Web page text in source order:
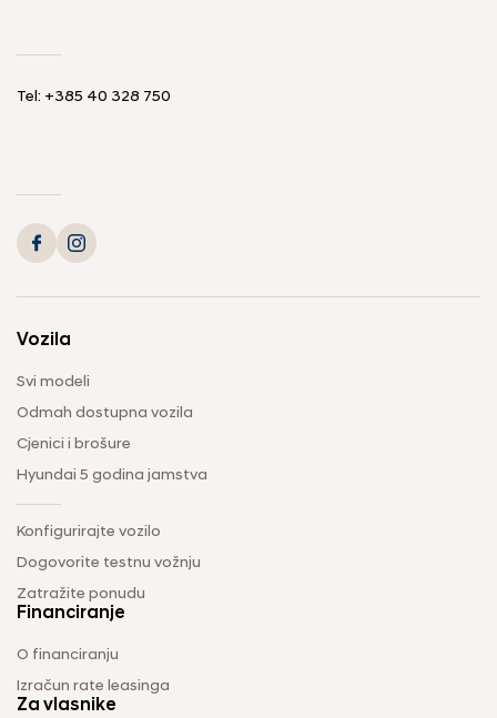
Tel: +385 40 328 750
Vozila
Svi modeli
Odmah dostupna vozila
Cjenici i brošure
Hyundai 5 godina jamstva
Konfigurirajte vozilo
Dogovorite testnu vožnju
Zatražite ponudu
Financiranje
O financiranju
Izračun rate leasinga
Za vlasnike